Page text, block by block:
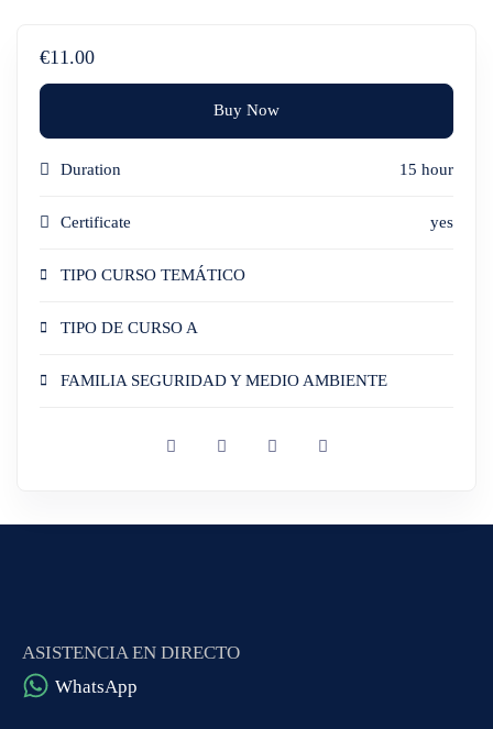
€11.00
Buy Now
Duration 15 hour
Certificate yes
TIPO CURSO TEMÁTICO
TIPO DE CURSO A
FAMILIA SEGURIDAD Y MEDIO AMBIENTE
ASISTENCIA EN DIRECTO
WhatsApp